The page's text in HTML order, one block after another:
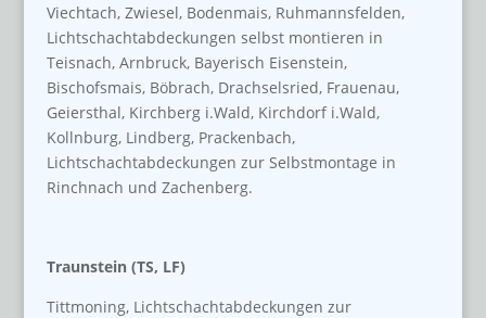
Viechtach, Zwiesel, Bodenmais, Ruhmannsfelden,
Lichtschachtabdeckungen selbst montieren in
Teisnach, Arnbruck, Bayerisch Eisenstein,
Bischofsmais, Böbrach, Drachselsried, Frauenau,
Geiersthal, Kirchberg i.Wald, Kirchdorf i.Wald,
Kollnburg, Lindberg, Prackenbach,
Lichtschachtabdeckungen zur Selbstmontage in
Rinchnach und Zachenberg.
Traunstein (TS, LF)
Tittmoning, Lichtschachtabdeckungen zur